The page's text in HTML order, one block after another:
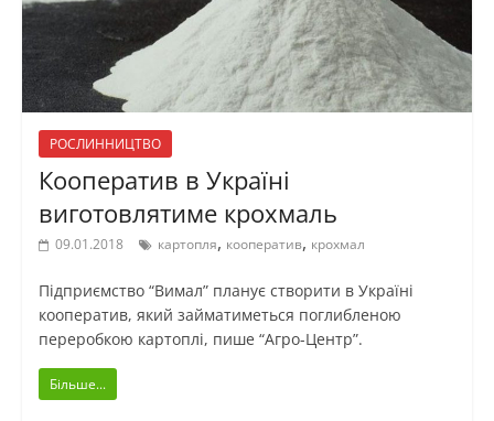
РОСЛИННИЦТВО
Кооператив в Україні
виготовлятиме крохмаль
09.01.2018 картопля, кооператив, крохмал
Підприємство “Вимал” планує створити в Україні
кооператив, який займатиметься поглибленою
переробкою картоплі, пише “Агро-Центр”.
Більше...